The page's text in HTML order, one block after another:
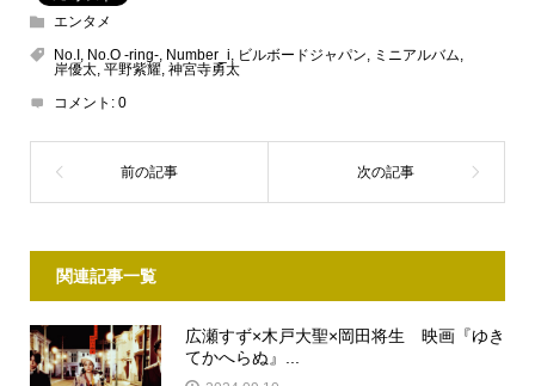
エンタメ
No.I , No.O -ring-, Number_i, ビルボードジャパン, ミニアルバム,
岸優太, 平野紫耀, 神宮寺勇太
コメント: 0
関連記事一覧
広瀬すず×木戸大聖×岡田将生 映画『ゆき
てかへらぬ』...